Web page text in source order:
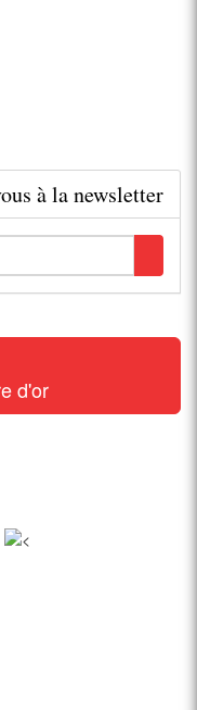
à la newsletter
d'or